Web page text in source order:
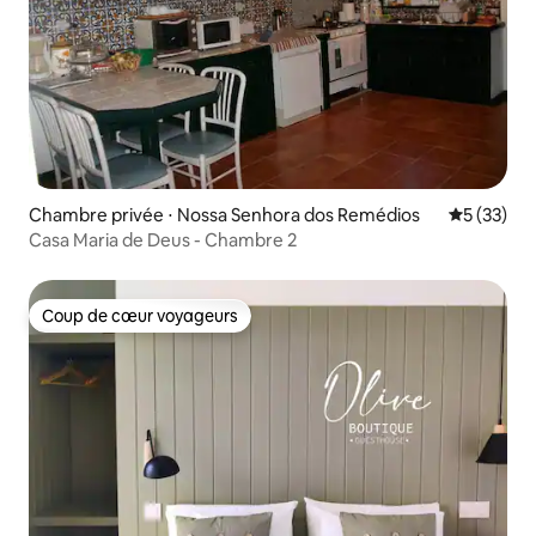
Chambre privée ⋅ Nossa Senhora dos Remédios
5 (33)
Casa Maria de Deus - Chambre 2
Coup de cœur voyageurs
Coup de cœur voyageurs